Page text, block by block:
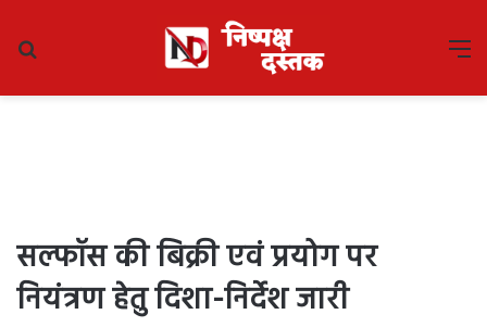
सल्फॉस की बिक्री एवं प्रयोग पर
नियंत्रण हेतु दिशा-निर्देश जारी